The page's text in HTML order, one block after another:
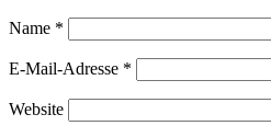
Name *
E-Mail-Adresse *
Website